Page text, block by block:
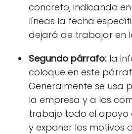
concreto, indicando
líneas la fecha
dejará de trabajar en
Segundo párrafo: la
coloque en este
Generalmente se usa
la empresa y a los
trabajo todo el apoyo
y exponer los motivos